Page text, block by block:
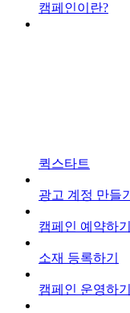
캠페인이란?
퀵스타트
광고 계정 만들기
캠페인 예약하기
소재 등록하기
캠페인 운영하기